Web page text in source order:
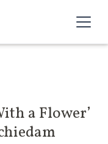
a Flower’